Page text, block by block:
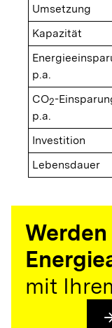
Umsetzung
Kapazität
p.a.
CO2-
p.a.
Investition
Lebensdauer
Werden
mit